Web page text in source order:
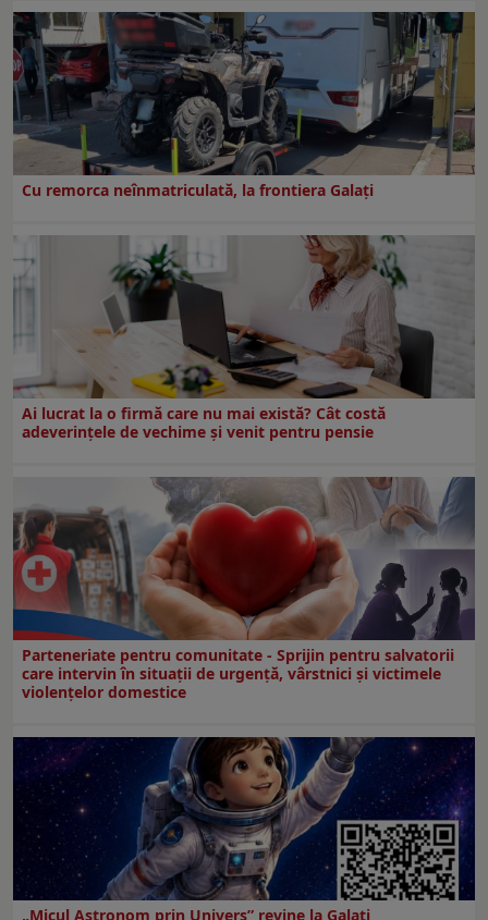
Cu remorca neînmatriculată, la frontiera Galați
Ai lucrat la o firmă care nu mai există? Cât costă
adeverințele de vechime și venit pentru pensie
Parteneriate pentru comunitate - Sprijin pentru salvatorii
care intervin în situații de urgență, vârstnici și victimele
violențelor domestice
„Micul Astronom prin Univers” revine la Galați